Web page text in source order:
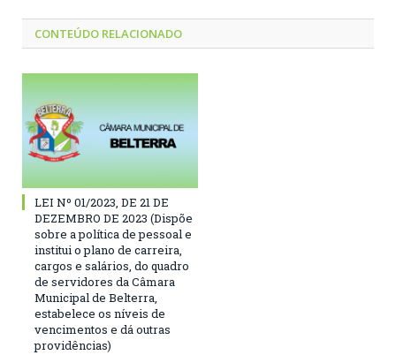
CONTEÚDO RELACIONADO
LEI Nº 01/2023, DE 21 DE
DEZEMBRO DE 2023 (Dispõe
sobre a política de pessoal e
institui o plano de carreira,
cargos e salários, do quadro
de servidores da Câmara
Municipal de Belterra,
estabelece os níveis de
vencimentos e dá outras
providências)